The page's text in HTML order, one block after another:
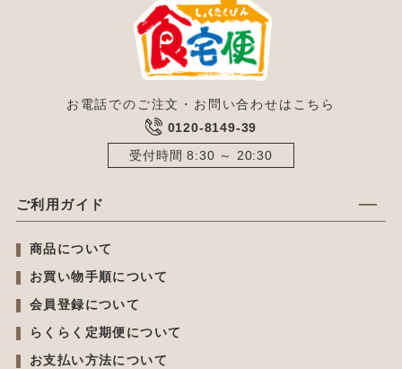
お電話でのご注文・お問い合わせはこちら
0120-8149-39
受付時間 8:30 ～ 20:30
ご利用ガイド
商品について
お買い物手順について
会員登録について
らくらく定期便について
お支払い方法について